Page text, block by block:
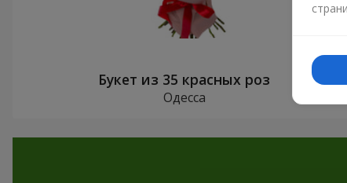
Букет из 35 красных роз
Одесса